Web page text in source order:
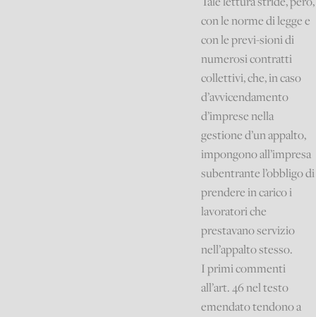
con le norme di legge e
con le previ-sioni di
numerosi contratti
collettivi, che, in caso
d’avvicendamento
d’imprese nella
gestione d’un appalto,
impongono all’impresa
subentrante l’obbligo di
prendere in carico i
lavoratori che
prestavano servizio
nell’appalto stesso.
I primi commenti
all’art. 46 nel testo
emendato tendono a